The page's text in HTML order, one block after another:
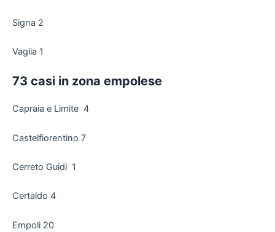
Signa 2
Vaglia 1
73 casi in zona empolese
Capraia e Limite 4
Castelfiorentino 7
Cerreto Guidi 1
Certaldo 4
Empoli 20